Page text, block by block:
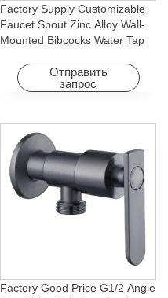
Factory Supply Customizable
Faucet Spout Zinc Alloy Wall-
Mounted Bibcocks Water Tap
Отправить
запрос
Factory Good Price G1/2 Angle